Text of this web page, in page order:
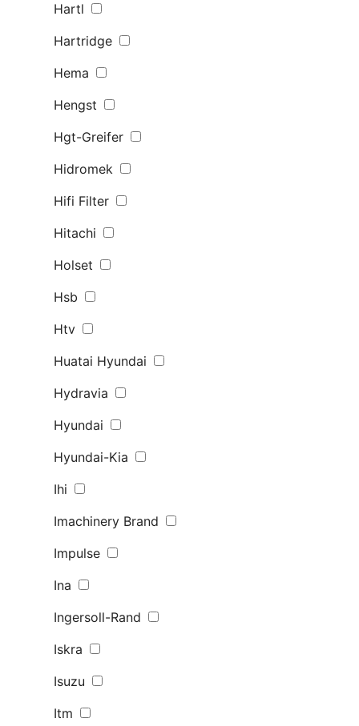
Hartl
Hartridge
Hema
Hengst
Hgt-Greifer
Hidromek
Hifi Filter
Hitachi
Holset
Hsb
Htv
Huatai Hyundai
Hydravia
Hyundai
Hyundai-Kia
Ihi
Imachinery Brand
Impulse
Ina
Ingersoll-Rand
Iskra
Isuzu
Itm